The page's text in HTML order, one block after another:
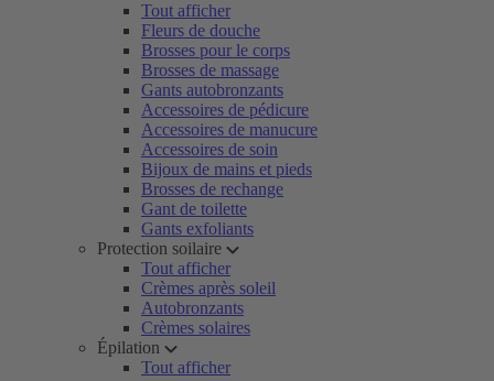
Tout afficher
Fleurs de douche
Brosses pour le corps
Brosses de massage
Gants autobronzants
Accessoires de pédicure
Accessoires de manucure
Accessoires de soin
Bijoux de mains et pieds
Brosses de rechange
Gant de toilette
Gants exfoliants
Protection soilaire
Tout afficher
Crèmes après soleil
Autobronzants
Crèmes solaires
Épilation
Tout afficher